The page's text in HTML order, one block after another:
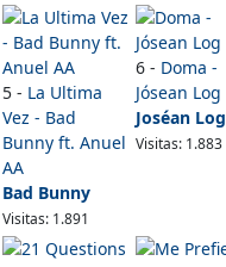
5 - La Ultima
Vez - Bad
Bunny ft. Anuel
AA
Bad Bunny
Visitas: 1.891
6 - Doma -
Jósean Log
Joséan Log
Visitas: 1.883